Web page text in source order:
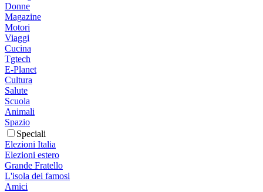
Donne
Magazine
Motori
Viaggi
Cucina
Tgtech
E-Planet
Cultura
Salute
Scuola
Animali
Spazio
Speciali
Elezioni Italia
Elezioni estero
Grande Fratello
L'isola dei famosi
Amici